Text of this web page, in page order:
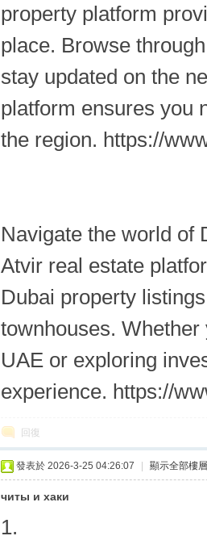
property platform
place. Browse
stay updated on the
platform ensures you
the region. https://
Navigate the world of
Atvir real estate
Dubai property
townhouses. Whether
UAE or exploring
experience. https://
回復
發表於 2026-3-25 04:26:07 顯示全部樓層
читы и хаки
1.